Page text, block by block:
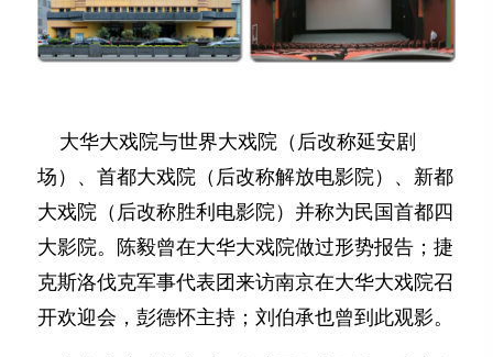
大华大戏院与世界大戏院（后改称延安剧
场）、首都大戏院（后改称解放电影院）、新都
大戏院（后改称胜利电影院）并称为民国首都四
大影院。陈毅曾在大华大戏院做过形势报告；捷
克斯洛伐克军事代表团来访南京在大华大戏院召
开欢迎会，彭德怀主持；刘伯承也曾到此观影。